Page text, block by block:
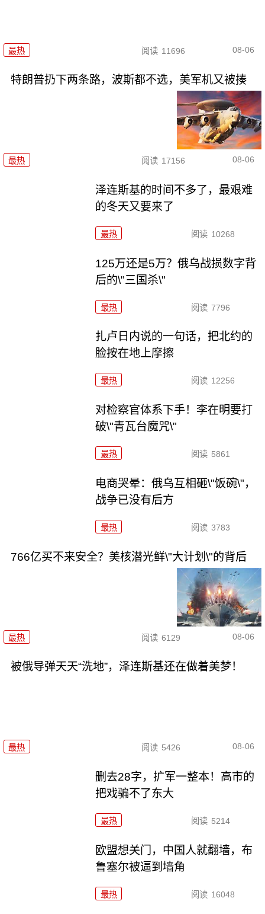
最热 阅读 11696 08-06
特朗普扔下两条路，波斯都不选，美军机又被揍
最热 阅读 17156 08-06
泽连斯基的时间不多了，最艰难
的冬天又要来了
最热 阅读 10268
125万还是5万？俄乌战损数字背
后的\"三国杀\"
最热 阅读 7796
扎卢日内说的一句话，把北约的
脸按在地上摩擦
最热 阅读 12256
对检察官体系下手！李在明要打
破\"青瓦台魔咒\"
最热 阅读 5861
电商哭晕：俄乌互相砸\"饭碗\"，
战争已没有后方
最热 阅读 3783
766亿买不来安全？美核潜光鲜\"大计划\"的背后
最热 阅读 6129 08-06
被俄导弹天天“洗地”，泽连斯基还在做着美梦！
最热 阅读 5426 08-06
删去28字，扩军一整本！高市的
把戏骗不了东大
最热 阅读 5214
欧盟想关门，中国人就翻墙，布
鲁塞尔被逼到墙角
最热 阅读 16048